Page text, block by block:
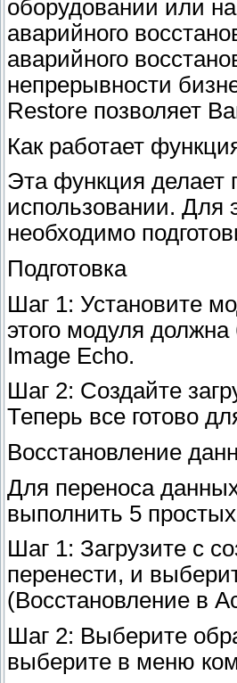
оборудовании или
аварийного
аварийного
непрерывности
Restore позволяет
Как работает
Эта функция
использовании. Для
необходимо
Подготовка
Шаг 1: Установите
этого модуля
Image Echo.
Шаг 2: Создайте
Теперь все готово
Восстановление
Для переноса
выполнить 5
Шаг 1: Загрузите с
перенести, и
(Восстановление в
Шаг 2: Выберите
выберите в меню